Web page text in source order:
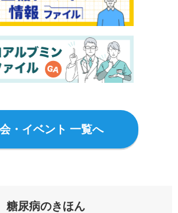
・イベント 一覧へ
糖尿病のきほん